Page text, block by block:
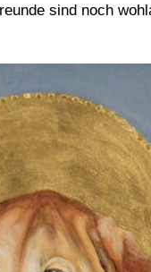
sind noch